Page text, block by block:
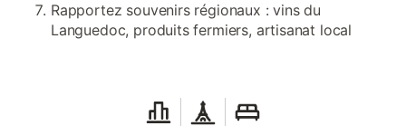
Rapportez souvenirs régionaux : vins du
Languedoc, produits fermiers, artisanat local